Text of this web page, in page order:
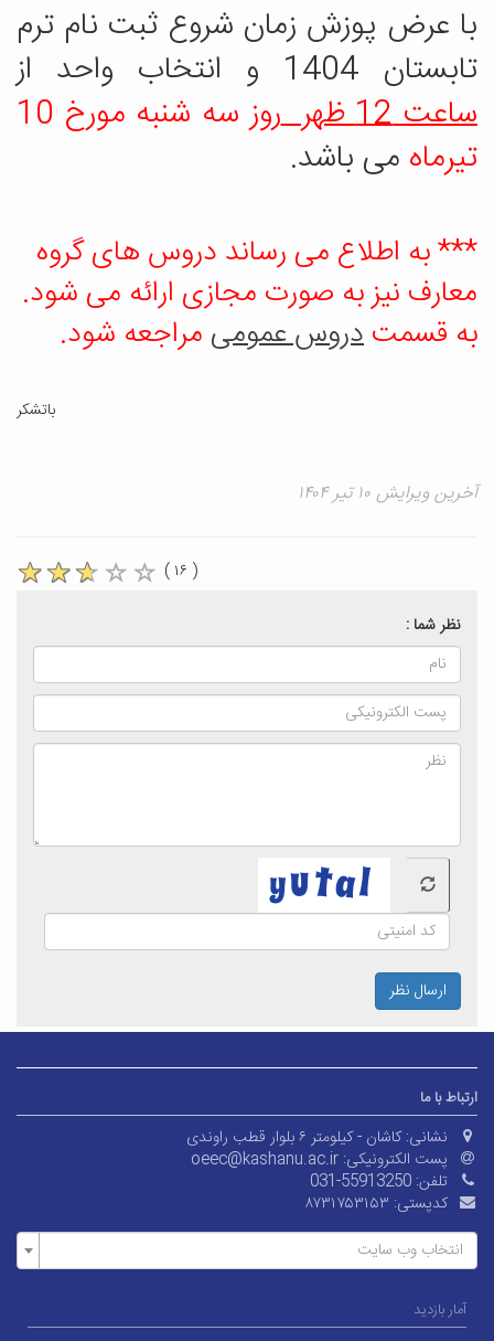
با عرض پوزش زمان شروع ثبت نام ترم
تابستان 1404 و انتخاب واحد از
ساعت 12 ظهر
روز سه شنبه مورخ 10
تیرماه می باشد.
*** به اطلاع می رساند دروس های گروه
معارف نیز به صورت مجازی ارائه می شود.
به قسمتدروس عمومی مراجعه شود.
باتشکر
آخرین ویرایش ۱۰ تیر ۱۴۰۴
( ۱۶ )
نظر شما :
ارسال نظر
ارتباط با ما
نشانی: کاشان - کیلومتر ۶ بلوار قطب راوندی
پست الکترونیکی: oeec@kashanu.ac.ir
تلفن: 031-55913250
کدپستی: ۸۷۳۱۷۵۳۱۵۳
انتخاب وب سایت
آمار بازدید